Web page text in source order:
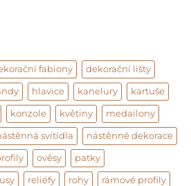
fabiony dekorační lišty
hlavice kanelury kartuše
konzole květiny medailony
svítidla nástěnné dekorace
ověsy patky
reliéfy rohy rámové profily